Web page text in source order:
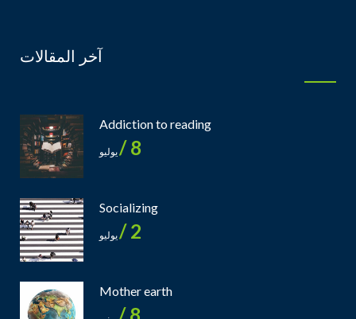
آخر المقالات
Addiction to reading
8 / يوليو
Socializing
2 / يوليو
Mother earth